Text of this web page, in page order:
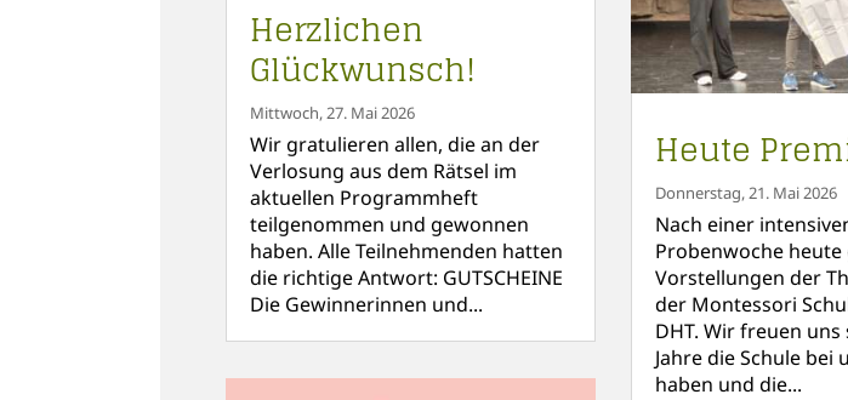
Herzlichen
Glückwunsch!
Mittwoch, 27. Mai 2026
Wir gratulieren allen, die an der
Verlosung aus dem Rätsel im
aktuellen Programmheft
teilgenommen und gewonnen
haben. Alle Teilnehmenden hatten
die richtige Antwort: GUTSCHEINE
Die Gewinnerinnen und...
Heute
Donnerstag, 21. Mai 2026
Nach einer
Probenwoche heute
Vorstellungen der
der Montessori
DHT. Wir freuen uns
Jahre die Schule bei
haben und die...